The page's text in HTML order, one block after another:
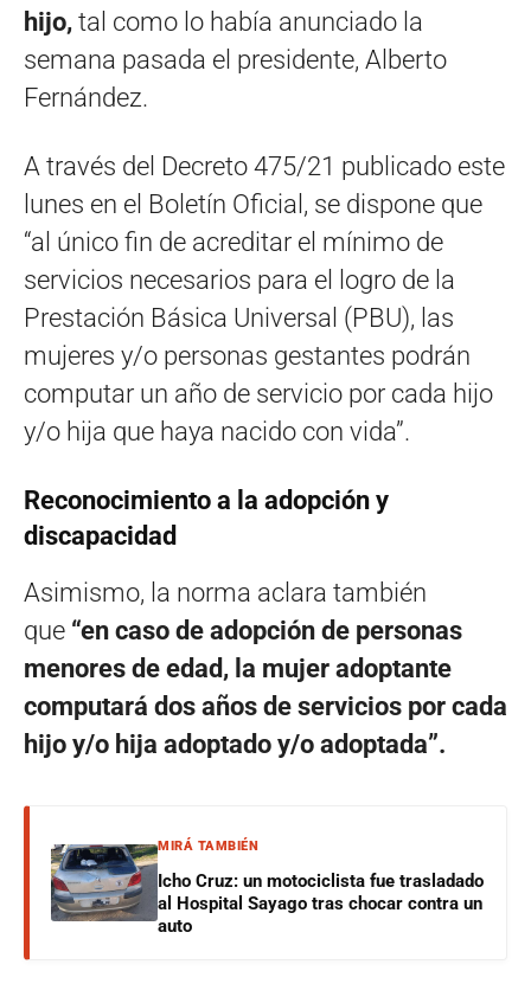
hijo, tal como lo había anunciado la
semana pasada el presidente, Alberto
Fernández.
A través del Decreto 475/21 publicado este
lunes en el Boletín Oficial, se dispone que
“al único fin de acreditar el mínimo de
servicios necesarios para el logro de la
Prestación Básica Universal (PBU), las
mujeres y/o personas gestantes podrán
computar un año de servicio por cada hijo
y/o hija que haya nacido con vida”.
Reconocimiento a la adopción y
discapacidad
Asimismo, la norma aclara también
que “en caso de adopción de personas
menores de edad, la mujer adoptante
computará dos años de servicios por cada
hijo y/o hija adoptado y/o adoptada”.
MIRÁ TAMBIÉN
Icho Cruz: un motociclista fue trasladado
al Hospital Sayago tras chocar contra un
auto